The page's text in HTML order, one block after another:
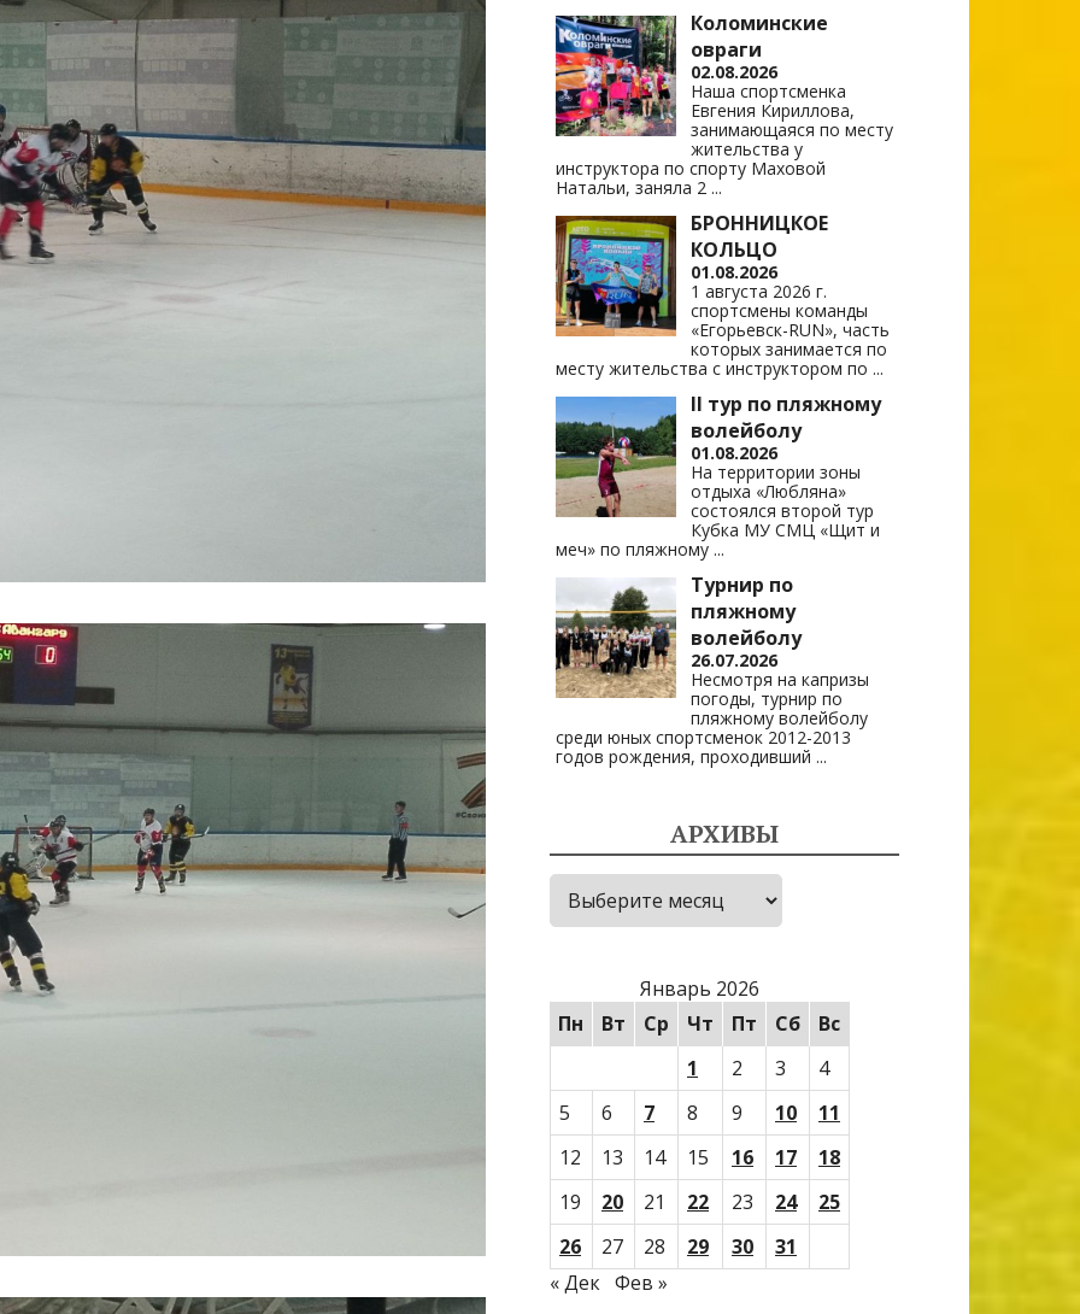
Коломинские
овраги
02.08.2026
Наша спортсменка
Евгения Кириллова,
занимающаяся по месту
жительства у
инструктора по спорту Маховой
Натальи, заняла 2 ...
БРОННИЦКОЕ
КОЛЬЦО
01.08.2026
1 августа 2026 г.
спортсмены команды
«Егорьевск-RUN», часть
которых занимается по
месту жительства с инструктором по ...
II тур по пляжному
волейболу
01.08.2026
На территории зоны
отдыха «Любляна»
состоялся второй тур
Кубка МУ СМЦ «Щит и
меч» по пляжному ...
Турнир по
пляжному
волейболу
26.07.2026
Несмотря на капризы
погоды, турнир по
пляжному волейболу
среди юных спортсменок 2012-2013
годов рождения, проходивший ...
АРХИВЫ
Архивы
Январь 2026
Пн
Вт Ср Чт Пт Сб
Вс
1
2 3
4
5
6 7 8 9 10
11
12
13 14 15 16 17
18
19
20 21 22 23 24
25
26
27 28 29 30
31
« Дек Фев »